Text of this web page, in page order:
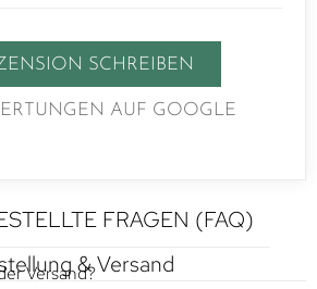
SCHREIBEN
AUF GOOGLE
FRAGEN (FAQ)
& Versand
Versand?